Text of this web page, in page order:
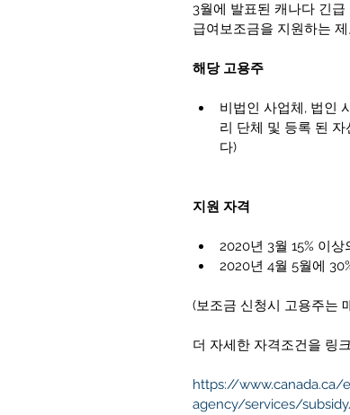
3월에 발표된 캐나다 긴
급여보조금을 지원하는
해당 고용주
비법인 사업체, 법인
리 단체 및 등록 된
다)
지원 자격
2020년 3월 15% 이
2020년 4월 5월에
(보조금 신청시 고용주는
더 자세한 자격조건을 링
https://
agency/services/